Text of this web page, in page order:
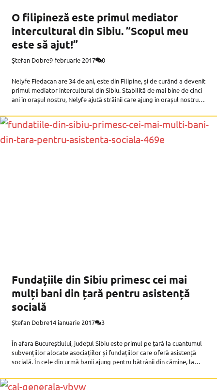
O filipineză este primul mediator
intercultural din Sibiu. ”Scopul meu
este să ajut!”
Ștefan Dobre9 februarie 2017 0
Nelyfe Fiedacan are 34 de ani, este din Filipine, și de curând a devenit
primul mediator intercultural din Sibiu. Stabilită de mai bine de cinci
ani în orașul nostru, Nelyfe ajută străinii care ajung în orașul nostru,
Fundațiile din Sibiu primesc cei mai
mulți bani din țară pentru asistență
socială
Ștefan Dobre14 ianuarie 2017 3
În afara Bucureștiului, județul Sibiu este primul pe țară la cuantumul
subvențiilor alocate asociațiilor și fundațiilor care oferă asistență
socială. În cele din urmă banii ajung pentru bătrânii din cămine, la